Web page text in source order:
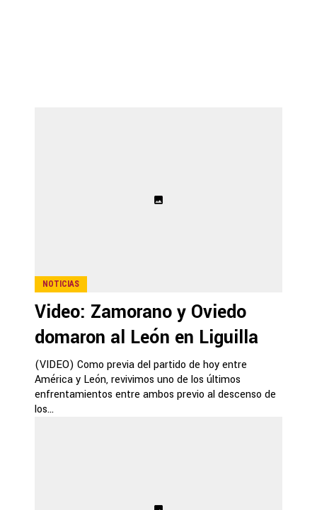
NOTICIAS
Video: Zamorano y Oviedo
domaron al León en Liguilla
(VIDEO) Como previa del partido de hoy entre
América y León, revivimos uno de los últimos
enfrentamientos entre ambos previo al descenso de
los...